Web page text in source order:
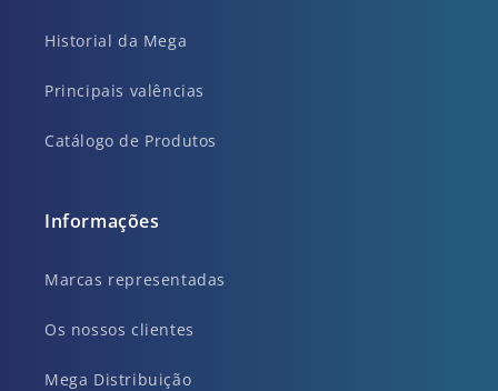
Historial da Mega
Principais valências
Catálogo de Produtos
Informações
Marcas representadas
Os nossos clientes
Mega Distribuição